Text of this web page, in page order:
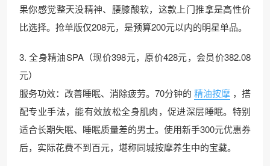
果你感觉整天没精神、腰膝酸软，这款上门推拿是高性价
比选择。抢单版仅208元，是预算200元以内的明星单品。
3. 全身精油SPA（现价398元，原价428元，会员价382.08
元）
服务功效：改善睡眠、消除疲劳。70分钟的 精油按摩 ，搭
配专业手法，能有效放松全身肌肉，促进深层睡眠。特别
适合长期失眠、睡眠质量差的男士。使用新手300元优惠券
后，实际花费不到百元，堪称同城按摩养生中的宝藏。